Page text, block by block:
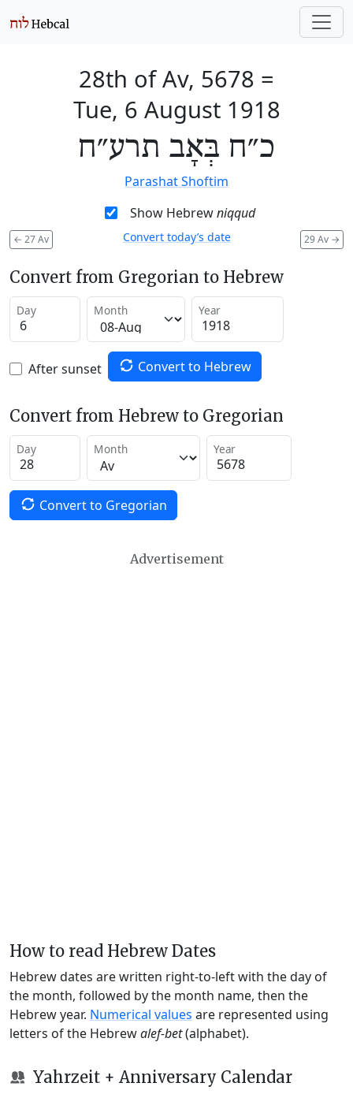
28th of Av, 5678 =
Tue, 6 August 1918
כ״ח בְּאָב תרע״ח
Parashat Shoftim
Show Hebrewniqqud
← 27 Av 29 Av →
Convert today’s date
Convert from Gregorian to Hebrew
Day Month Year
After sunset Convert to Hebrew
Convert from Hebrew to Gregorian
Day Month Year
Convert to Gregorian
Advertisement
How to read Hebrew Dates
Hebrew dates are written right-to-left with the day of
the month, followed by the month name, then the
Hebrew year. Numerical values are represented using
letters of the Hebrewalef-bet(alphabet).
Yahrzeit + Anniversary Calendar